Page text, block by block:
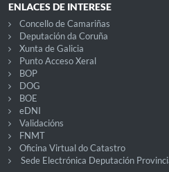
ENLACES DE INTERESE
Concello de Camariñas
Deputación da Coruña
Xunta de Galicia
Punto Acceso Xeral
BOP
DOG
BOE
eDNI
Validacións
FNMT
Oficina Virtual do Catastro
Sede Electrónica Deputación